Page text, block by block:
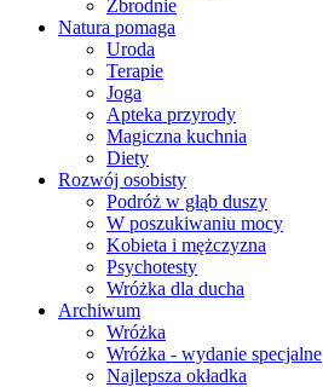
Zbrodnie
Natura pomaga
Uroda
Terapie
Joga
Apteka przyrody
Magiczna kuchnia
Diety
Rozwój osobisty
Podróż w głąb duszy
W poszukiwaniu mocy
Kobieta i mężczyzna
Psychotesty
Wróżka dla ducha
Archiwum
Wróżka
Wróżka - wydanie specjalne
Najlepsza okładka